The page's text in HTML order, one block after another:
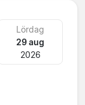
Lördag
29 aug
2026